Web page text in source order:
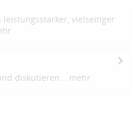
vielseitiger
diskutieren... mehr